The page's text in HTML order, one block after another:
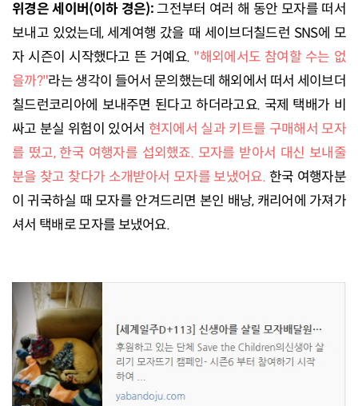
위경은 세이버(이하 경은): 그전부터 여러 해 동안 모자를 떠서
보내고 있었는데, 세계여행 갔을 때 세이브더칠드런 SNS에 모
자 시즌이 시작했다고 뜬 거예요. "해외에서도 참여할 수는 없
을까?"라는 생각이 들어서 문의했는데 해외에서 떠서 세이브더
칠드런코리아에 보내주면 된다고 하더라고요. 국제 택배가 비
싸고 분실 위험이 있어서 현지에서 실과 키트를 구매해서 모자
를 떴고, 한국 여행자를 섭외했죠. 모자를 받아서 대신 보내줄
분을 찾고 찾다가 소개받아서 모자를 보냈어요. 한국 여행자분
이 귀국하실 때 모자를 안겨드리면 본인 배낭, 캐리어에 가져가
셔서 택배로 모자를 보냈어요.